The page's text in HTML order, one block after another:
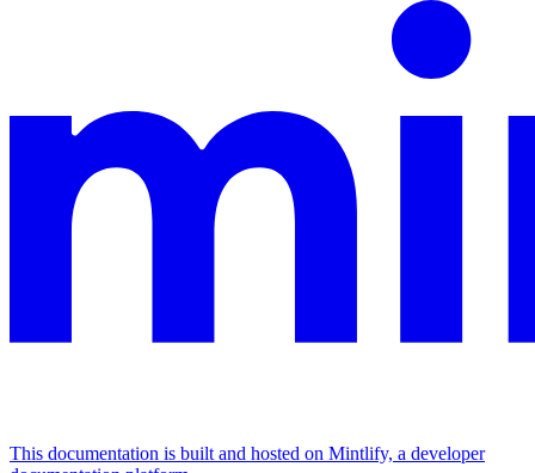
This documentation is built and hosted on Mintlify, a developer